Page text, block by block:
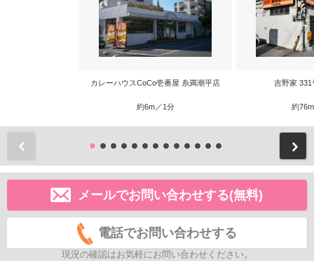
カレーハウスCoCo壱番屋 糸満潮平店
約6m／1分
吉野家 331
約
メールでお問い合わせする(無料)
電話でお問い合わせする
現況の確認はお気軽にお問い合わせください。